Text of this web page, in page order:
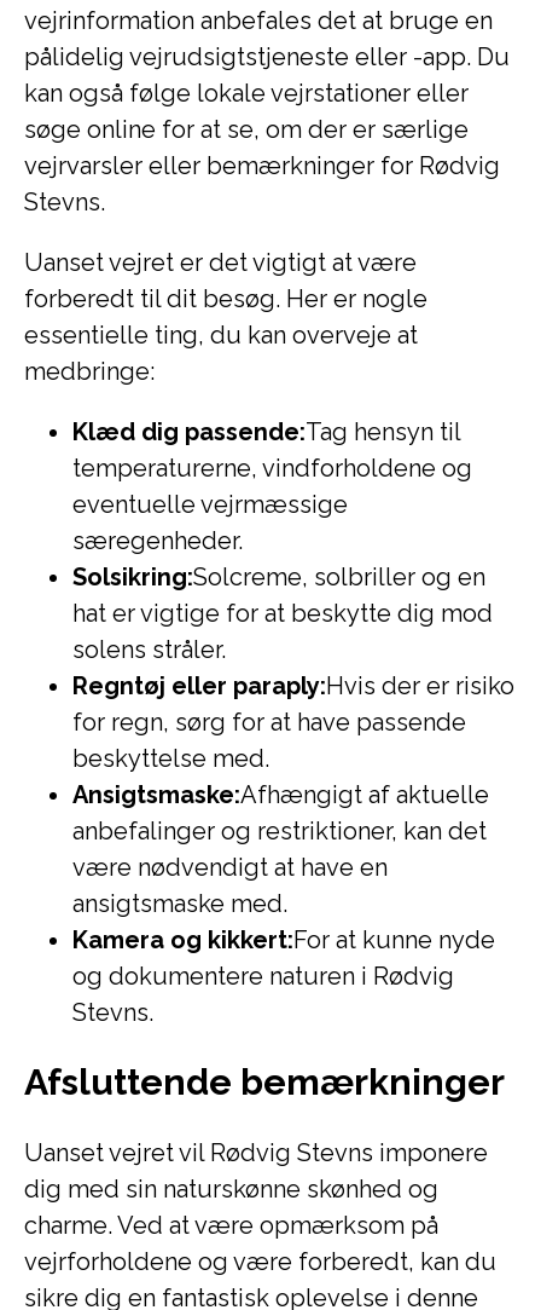
vejrinformation anbefales det at bruge en
pålidelig vejrudsigtstjeneste eller -app. Du
kan også følge lokale vejrstationer eller
søge online for at se, om der er særlige
vejrvarsler eller bemærkninger for Rødvig
Stevns.
Uanset vejret er det vigtigt at være
forberedt til dit besøg. Her er nogle
essentielle ting, du kan overveje at
medbringe:
Klæd dig passende:Tag hensyn til
temperaturerne, vindforholdene og
eventuelle vejrmæssige
særegenheder.
Solsikring:Solcreme, solbriller og en
hat er vigtige for at beskytte dig mod
solens stråler.
Regntøj eller paraply:Hvis der er risiko
for regn, sørg for at have passende
beskyttelse med.
Ansigtsmaske:Afhængigt af aktuelle
anbefalinger og restriktioner, kan det
være nødvendigt at have en
ansigtsmaske med.
Kamera og kikkert:For at kunne nyde
og dokumentere naturen i Rødvig
Stevns.
Afsluttende bemærkninger
Uanset vejret vil Rødvig Stevns imponere
dig med sin naturskønne skønhed og
charme. Ved at være opmærksom på
vejrforholdene og være forberedt, kan du
sikre dig en fantastisk oplevelse i denne